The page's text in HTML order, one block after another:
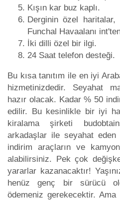
Kışın kar buz kaplı.
Derginin özel
Funchal Havaalanı
İki dilli özel bir ilgi.
24 Saat telefon desteği.
Bu kısa tanıtım ile en iyi
hizmetinizdedir. Seyahat
hazır olacak. Kadar % 50
edilir. Bu kesinlikle bir iyi
kiralama şirketi
arkadaşlar ile seyahat
indirim araçların ve
alabilirsiniz. Pek çok
yararlar kazanacaktır!
henüz genç bir sürücü
ödemeniz gerekecektir.